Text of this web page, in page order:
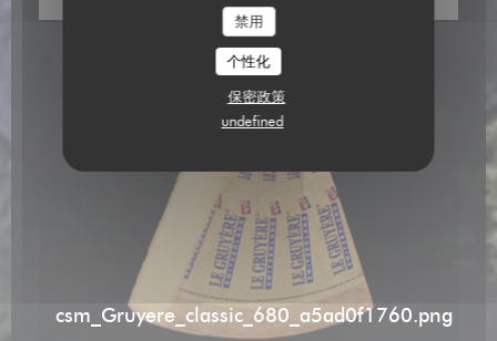
禁用
个性化
保密政策
undefined
csm_Gruyere_classic_680_a5ad0f1760.png